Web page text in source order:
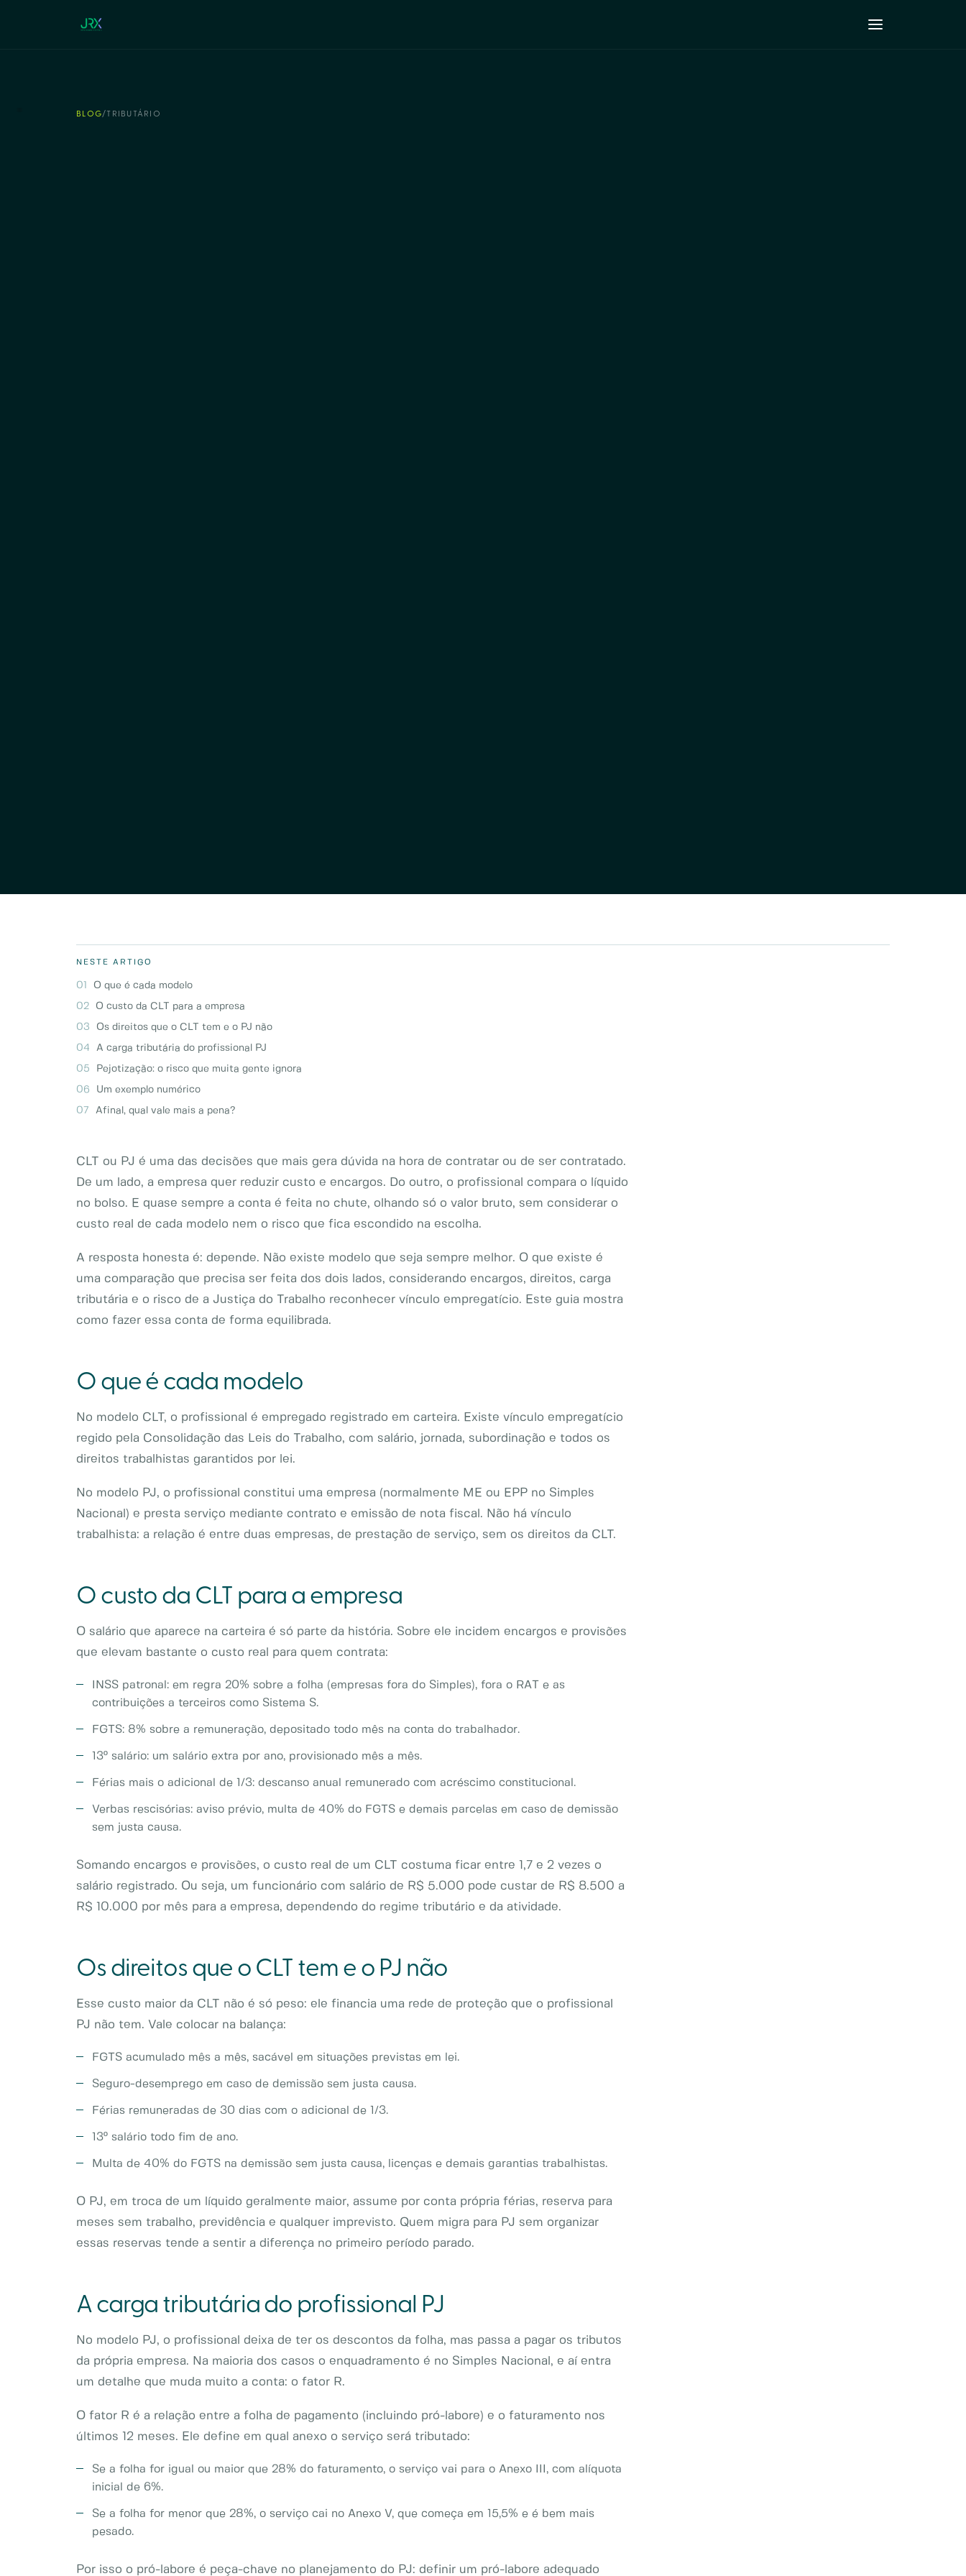
BLOG/TRIBUTÁRIO
NESTE ARTIGO
O que é cada modelo
O custo da CLT para a empresa
Os direitos que o CLT tem e o PJ não
A carga tributária do profissional PJ
Pejotização: o risco que muita gente ignora
Um exemplo numérico
Afinal, qual vale mais a pena?
CLT ou PJ é uma das decisões que mais gera dúvida na hora de contratar ou de ser contratado.
De um lado, a empresa quer reduzir custo e encargos. Do outro, o profissional compara o líquido
no bolso. E quase sempre a conta é feita no chute, olhando só o valor bruto, sem considerar o
custo real de cada modelo nem o risco que fica escondido na escolha.
A resposta honesta é: depende. Não existe modelo que seja sempre melhor. O que existe é
uma comparação que precisa ser feita dos dois lados, considerando encargos, direitos, carga
tributária e o risco de a Justiça do Trabalho reconhecer vínculo empregatício. Este guia mostra
como fazer essa conta de forma equilibrada.
O que é cada modelo
No modelo CLT, o profissional é empregado registrado em carteira. Existe vínculo empregatício
regido pela Consolidação das Leis do Trabalho, com salário, jornada, subordinação e todos os
direitos trabalhistas garantidos por lei.
No modelo PJ, o profissional constitui uma empresa (normalmente ME ou EPP no Simples
Nacional) e presta serviço mediante contrato e emissão de nota fiscal. Não há vínculo
trabalhista: a relação é entre duas empresas, de prestação de serviço, sem os direitos da CLT.
O custo da CLT para a empresa
O salário que aparece na carteira é só parte da história. Sobre ele incidem encargos e provisões
que elevam bastante o custo real para quem contrata:
INSS patronal: em regra 20% sobre a folha (empresas fora do Simples), fora o RAT e as
contribuições a terceiros como Sistema S.
FGTS: 8% sobre a remuneração, depositado todo mês na conta do trabalhador.
13º salário: um salário extra por ano, provisionado mês a mês.
Férias mais o adicional de 1/3: descanso anual remunerado com acréscimo constitucional.
Verbas rescisórias: aviso prévio, multa de 40% do FGTS e demais parcelas em caso de demissão
sem justa causa.
Somando encargos e provisões, o custo real de um CLT costuma ficar entre 1,7 e 2 vezes o
salário registrado. Ou seja, um funcionário com salário de R$ 5.000 pode custar de R$ 8.500 a
R$ 10.000 por mês para a empresa, dependendo do regime tributário e da atividade.
Os direitos que o CLT tem e o PJ não
Esse custo maior da CLT não é só peso: ele financia uma rede de proteção que o profissional
PJ não tem. Vale colocar na balança:
FGTS acumulado mês a mês, sacável em situações previstas em lei.
Seguro-desemprego em caso de demissão sem justa causa.
Férias remuneradas de 30 dias com o adicional de 1/3.
13º salário todo fim de ano.
Multa de 40% do FGTS na demissão sem justa causa, licenças e demais garantias trabalhistas.
O PJ, em troca de um líquido geralmente maior, assume por conta própria férias, reserva para
meses sem trabalho, previdência e qualquer imprevisto. Quem migra para PJ sem organizar
essas reservas tende a sentir a diferença no primeiro período parado.
A carga tributária do profissional PJ
No modelo PJ, o profissional deixa de ter os descontos da folha, mas passa a pagar os tributos
da própria empresa. Na maioria dos casos o enquadramento é no Simples Nacional, e aí entra
um detalhe que muda muito a conta: o fator R.
O fator R é a relação entre a folha de pagamento (incluindo pró-labore) e o faturamento nos
últimos 12 meses. Ele define em qual anexo o serviço será tributado:
Se a folha for igual ou maior que 28% do faturamento, o serviço vai para o Anexo III, com alíquota
inicial de 6%.
Se a folha for menor que 28%, o serviço cai no Anexo V, que começa em 15,5% e é bem mais
pesado.
Por isso o pró-labore é peça-chave no planejamento do PJ: definir um pró-labore adequado